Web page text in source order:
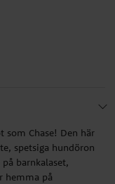
Chase! Den här
spetsiga hundöron
barnkalaset,
hemma på